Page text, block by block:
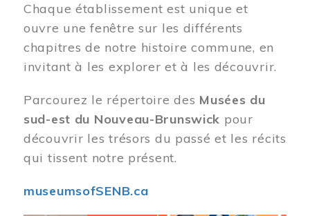
Chaque établissement est unique et
ouvre une fenêtre sur les différents
chapitres de notre histoire commune, en
invitant à les explorer et à les découvrir.
Parcourez le répertoire des Musées du
sud-est du Nouveau-Brunswick pour
découvrir les trésors du passé et les récits
qui tissent notre présent.
museumsofSENB.ca